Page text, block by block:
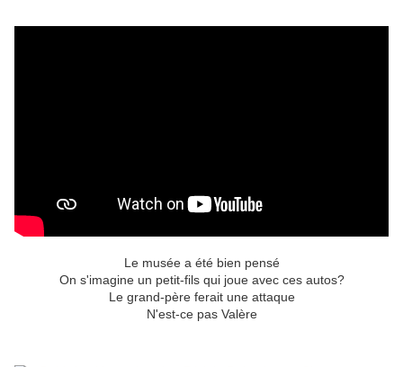
Le musée a été bien pensé
On s'imagine un petit-fils qui joue avec ces autos?
Le grand-père ferait une attaque
N'est-ce pas Valère